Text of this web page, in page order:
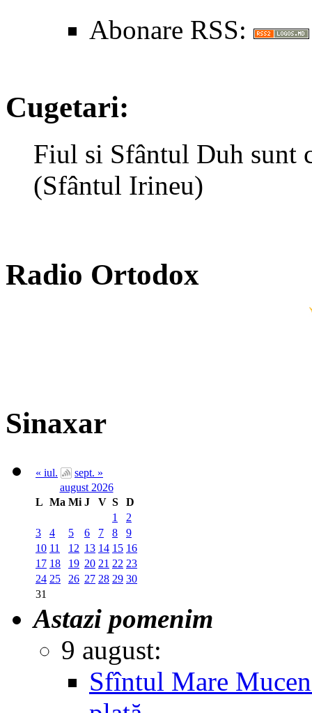
Abonare RSS:
Cugetari:
Fiul si Sfântul Duh sunt
(Sfântul Irineu)
Radio Ortodox
Sinaxar
« iul.
sept. »
august 2026
L Ma Mi J V S
D
1
2
3
4 5 6 7 8
9
10 11 12 13 14 15 16
17 18 19 20 21 22 23
24 25 26 27 28 29 30
31
Astazi pomenim
9 august:
Sfîntul Mare